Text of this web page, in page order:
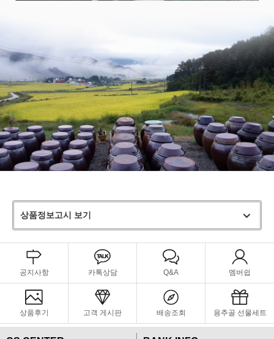
상품정보고시 보기
공지사항 카톡상담 Q&A 멤버쉽
상품후기 고객 게시판 배송조회 용추골 선물세트